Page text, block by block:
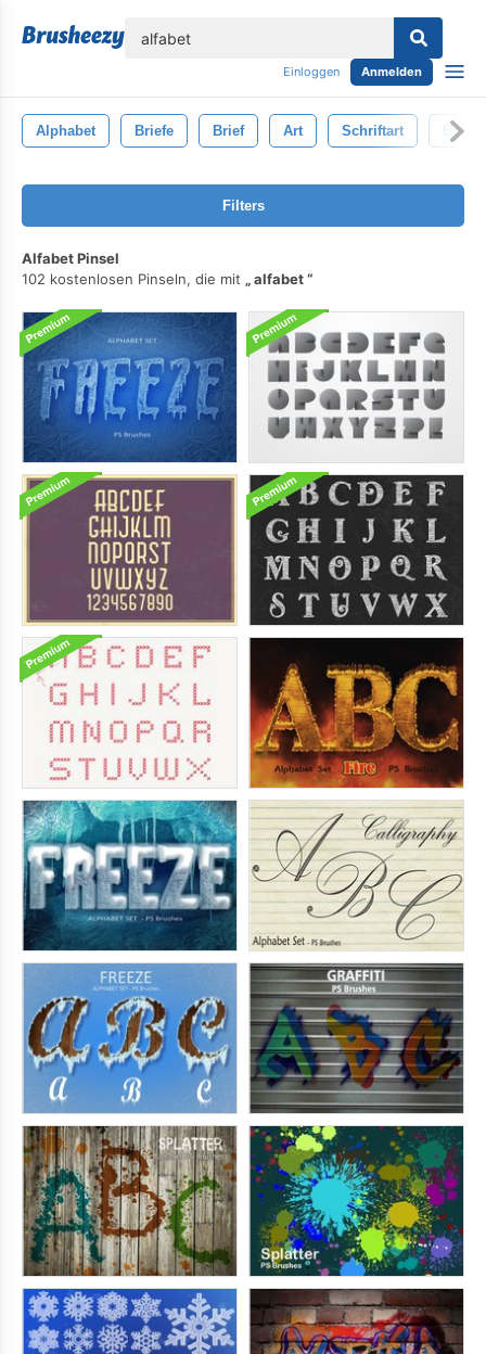
Einloggen Anmelden
Alphabet Briefe Brief Art Schriftart
Filters
Alfabet Pinsel
102 kostenlosen Pinseln, die mit
alfabet